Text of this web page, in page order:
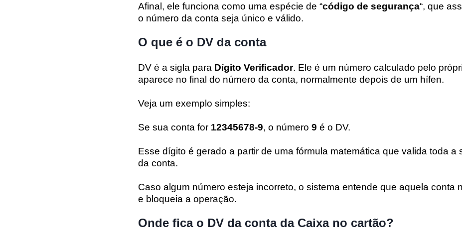
Afinal, ele funciona como uma espécie de “código de segurança“, que
o número da conta seja único e válido.
O que é o DV da conta
DV é a sigla para Dígito Verificador. Ele é um número calculado pelo
aparece no final do número da conta, normalmente depois de um hífen.
Veja um exemplo simples:
Se sua conta for 12345678-9, o número 9 é o DV.
Esse dígito é gerado a partir de uma fórmula matemática que valida toda a
da conta.
Caso algum número esteja incorreto, o sistema entende que aquela conta
e bloqueia a operação.
Onde fica o DV da conta da Caixa no cartão?